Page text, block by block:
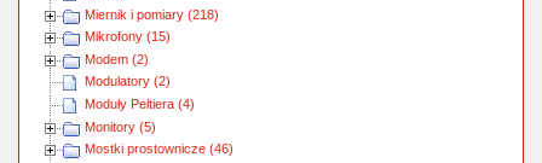
Miernik i pomiary (218)
Mikrofony (15)
Modem (2)
Modulatory (2)
Moduły Peltiera (4)
Monitory (5)
Mostki prostownicze (46)